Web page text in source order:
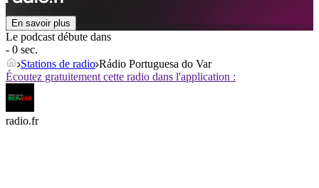
En savoir plus
Le podcast débute dans
- 0 sec.
Stations de radio Rádio Portuguesa do Var
Écoutez gratuitement cette radio dans l'application :
radio.fr